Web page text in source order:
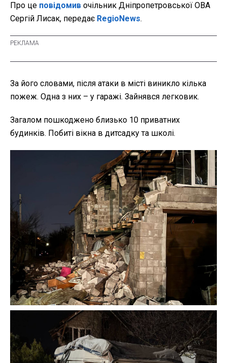
Про це повідомив очільник Дніпропетровської ОВА
Сергій Лисак, передає RegioNews.
За його словами, після атаки в місті виникло кілька
пожеж. Одна з них – у гаражі. Зайнявся легковик.
Загалом пошкоджено близько 10 приватних
будинків. Побиті вікна в дитсадку та школі.